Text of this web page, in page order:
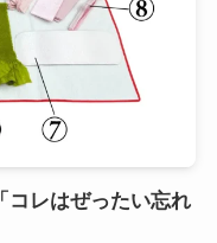
コレはぜったい忘れ